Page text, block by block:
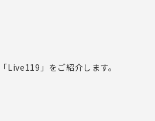
Live119」をご紹介します。